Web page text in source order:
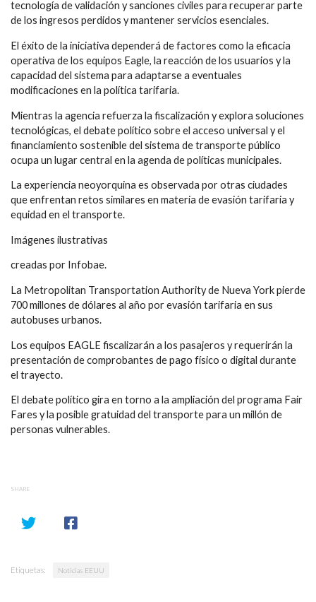
tecnología de validación y sanciones civiles para recuperar parte
de los ingresos perdidos y mantener servicios esenciales.
El éxito de la iniciativa dependerá de factores como la eficacia
operativa de los equipos Eagle, la reacción de los usuarios y la
capacidad del sistema para adaptarse a eventuales
modificaciones en la política tarifaria.
Mientras la agencia refuerza la fiscalización y explora soluciones
tecnológicas, el debate político sobre el acceso universal y el
financiamiento sostenible del sistema de transporte público
ocupa un lugar central en la agenda de políticas municipales.
La experiencia neoyorquina es observada por otras ciudades
que enfrentan retos similares en materia de evasión tarifaria y
equidad en el transporte.
Imágenes ilustrativas
creadas por Infobae.
La Metropolitan Transportation Authority de Nueva York pierde
700 millones de dólares al año por evasión tarifaria en sus
autobuses urbanos.
Los equipos EAGLE fiscalizarán a los pasajeros y requerirán la
presentación de comprobantes de pago físico o digital durante
el trayecto.
El debate político gira en torno a la ampliación del programa Fair
Fares y la posible gratuidad del transporte para un millón de
personas vulnerables.
SHARE
Etiquetas: Noticias EEUU